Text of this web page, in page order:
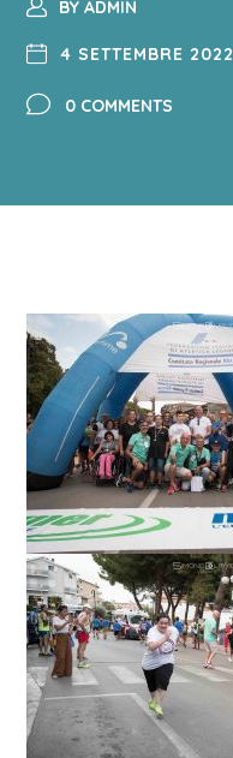
BY ADMIN
4 SETTEMBRE 2022
0 COMMENTS